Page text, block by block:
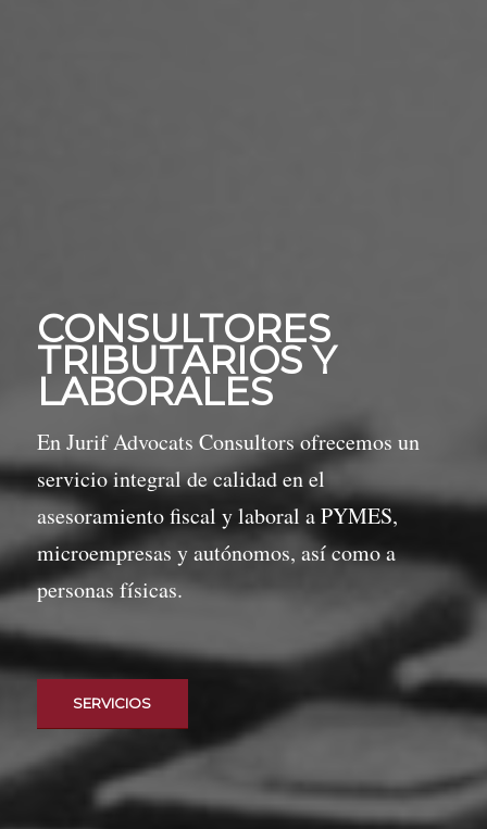
CONSULTORES
TRIBUTARIOS Y
LABORALES
En Jurif Advocats Consultors ofrecemos un
servicio integral de calidad en el
asesoramiento fiscal y laboral a PYMES,
microempresas y autónomos, así como a
personas físicas.
SERVICIOS